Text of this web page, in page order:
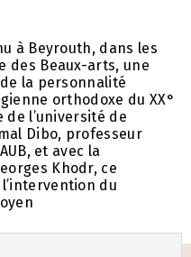
à Beyrouth, dans les
des Beaux-arts, une
la personnalité
orthodoxe du XX°
de l’université de
Dibo, professeur
et avec la
Khodr, ce
du